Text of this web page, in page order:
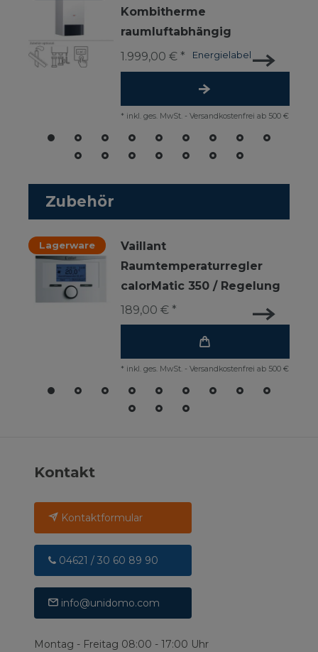
Kombitherme
raumluftabhängig
Energielabel
1.999,00 € *
* inkl. ges. MwSt. - Versandkostenfrei ab 500 €
Zubehör
Lagerware
Vaillant
Raumtemperaturregler
calorMatic 350 / Regelung
189,00 € *
* inkl. ges. MwSt. - Versandkostenfrei ab 500 €
Kontakt
Kontaktformular
04621 / 30 60 89 90
info@unidomo.com
Montag - Freitag 08:00 - 17:00 Uhr